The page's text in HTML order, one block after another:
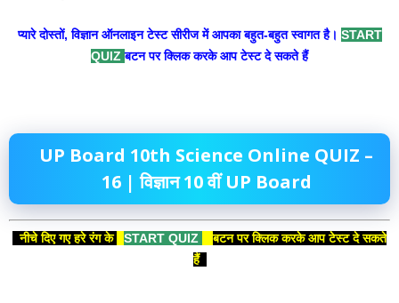
प्यारे दोस्तों, विज्ञान ऑनलाइन टेस्ट सीरीज में आपका बहुत-बहुत स्वागत है। START
QUIZ बटन पर क्लिक करके आप टेस्ट दे सकते हैं
UP Board 10th Science Online QUIZ –
16 | विज्ञान 10 वींUP Board
नीचे दिए गए हरे रंग के START QUIZ
बटन पर क्लिक करके आप टेस्ट दे सकते
हैं